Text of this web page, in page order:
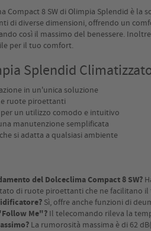
Compact 8 SW di Olimpia Splendid è la
di diverse dimensioni, offrendo un
così il massimo del benessere.
per il tuo comfort.
Splendid
in un'unica soluzione
ruote piroettanti
un utilizzo comodo e intuitivo
manutenzione semplificata
si adatta a qualsiasi ambiente
del Dolceclima Compact 8 SW?
di ruote piroettanti che ne facilitano il
Sì, offre anche funzioni di
Me"? Il telecomando rileva la
La rumorosità massima è di 62